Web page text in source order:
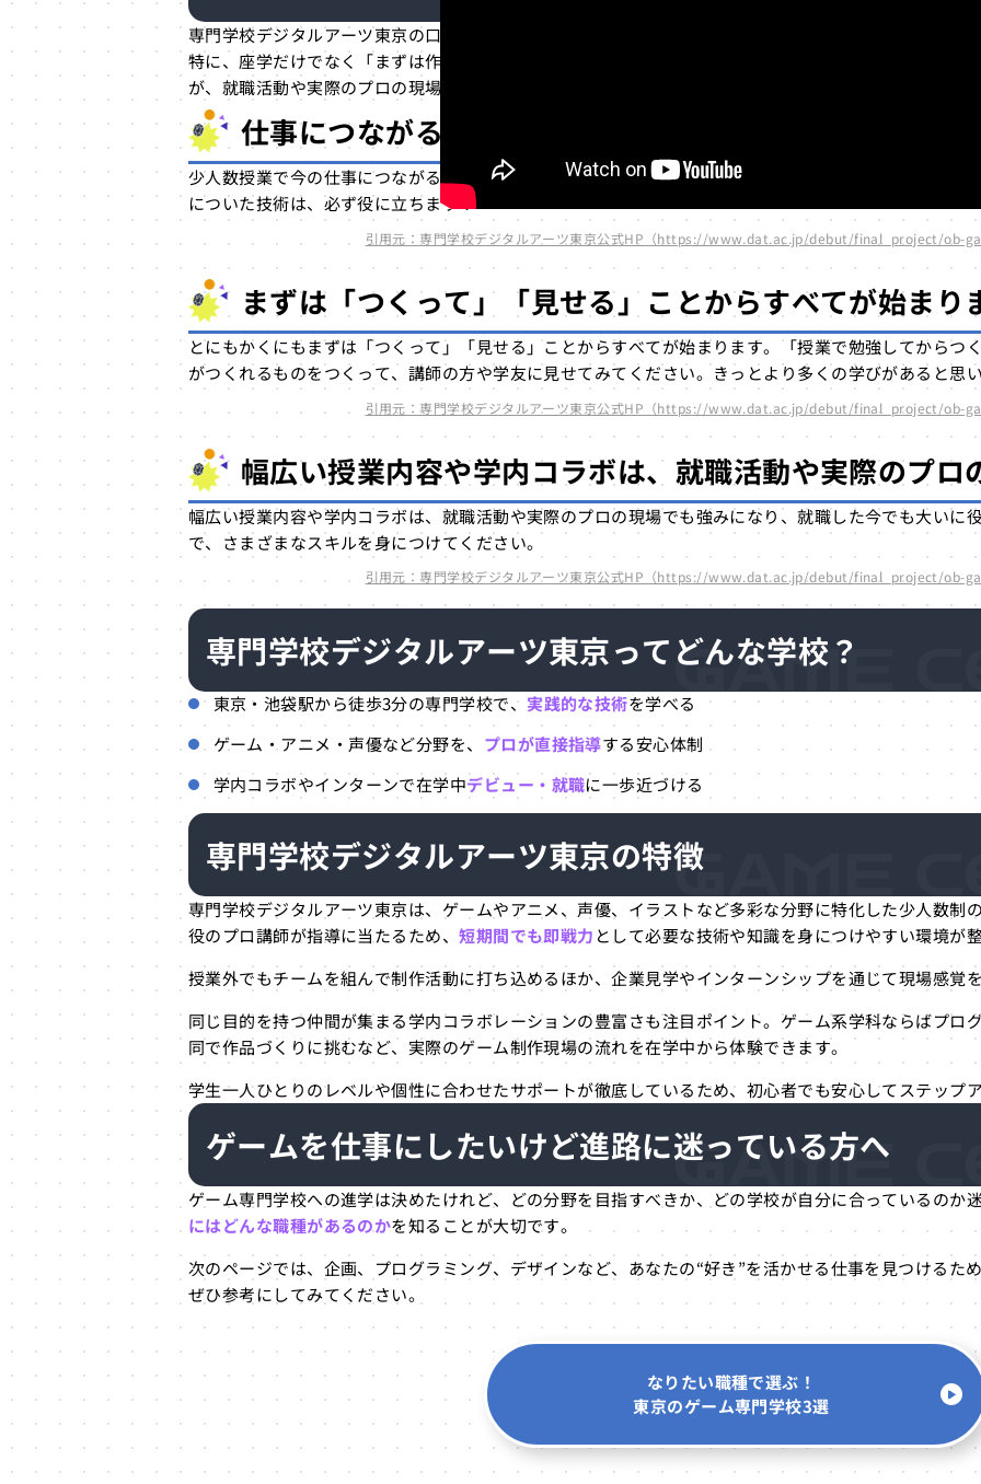
専門学校デジタルアーツ東京の口コミは、少人数制の授業を通じて現在の仕事に直結する専門技術を確
特に、座学だけでなく「まずは作って見せる」という実践的な学習姿勢の重要性が強調されており、幅
が、就職活動や実際のプロの現場で強みになっている傾向です。
仕事につながるたくさんのことを勉強することが
少人数授業で今の仕事につながるたくさんのことを勉強することができました。まずはしっかり授業を
についた技術は、必ず役に立ちます！
引用元：専門学校デジタルアーツ東京公式HP（https://www.dat.ac.jp/debut/final_project/ob-
まずは「つくって」「見せる」ことからすべてが始まり
とにもかくにもまずは「つくって」「見せる」ことからすべてが始まります。「授業で勉強してからつ
がつくれるものをつくって、講師の方や学友に見せてみてください。きっとより多くの学びがあると思
引用元：専門学校デジタルアーツ東京公式HP（https://www.dat.ac.jp/debut/final_project/ob-
幅広い授業内容や学内コラボは、就職活動や実際のプロ
幅広い授業内容や学内コラボは、就職活動や実際のプロの現場でも強みになり、就職した今でも大いに
で、さまざまなスキルを身につけてください。
引用元：専門学校デジタルアーツ東京公式HP（https://www.dat.ac.jp/debut/final_project/ob-
専門学校デジタルアーツ東京ってどんな学校？
東京・池袋駅から徒歩3分の専門学校で、 実践的な技術を学べる
ゲーム・アニメ・声優など分野を、 プロが直接指導する安心体制
学内コラボやインターンで在学中デビュー・就職に一歩近づける
専門学校デジタルアーツ東京の特徴
専門学校デジタルアーツ東京は、ゲームやアニメ、声優、イラストなど多彩な分野に特化した少人数制
役のプロ講師が指導に当たるため、短期間でも即戦力 として必要な技術や知識を身につけやすい環境が
授業外でもチームを組んで制作活動に打ち込めるほか、企業見学やインターンシップを通じて現場感覚
同じ目的を持つ仲間が集まる学内コラボレーションの豊富さも注目ポイント。ゲーム系学科ならばプロ
同で作品づくりに挑むなど、実際のゲーム制作現場の流れを在学中から体験できます。
学生一人ひとりのレベルや個性に合わせたサポートが徹底しているため、初心者でも安心してステップ
ゲームを仕事にしたいけど進路に迷っている方へ
ゲーム専門学校への進学は決めたけれど、どの分野を目指すべきか、どの学校が自分に合っているのか
にはどんな職種があるのかを知ることが大切です。
次のページでは、企画、プログラミング、デザインなど、あなたの“好き”を活かせる仕事を見つけるた
ぜひ参考にしてみてください。
なりたい職種で選ぶ！
東京のゲーム専門学校3選